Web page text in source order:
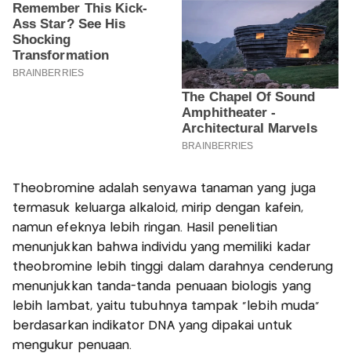
Theobromine adalah senyawa tanaman yang juga
termasuk keluarga alkaloid, mirip dengan kafein,
namun efeknya lebih ringan. Hasil penelitian
menunjukkan bahwa individu yang memiliki kadar
theobromine lebih tinggi dalam darahnya cenderung
menunjukkan tanda-tanda penuaan biologis yang
lebih lambat, yaitu tubuhnya tampak “lebih muda”
berdasarkan indikator DNA yang dipakai untuk
mengukur penuaan.